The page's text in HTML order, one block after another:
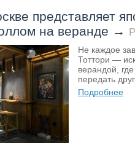
представляет
на веранде →
Не каждое
Тоттори —
верандой,
передать
Подробнее